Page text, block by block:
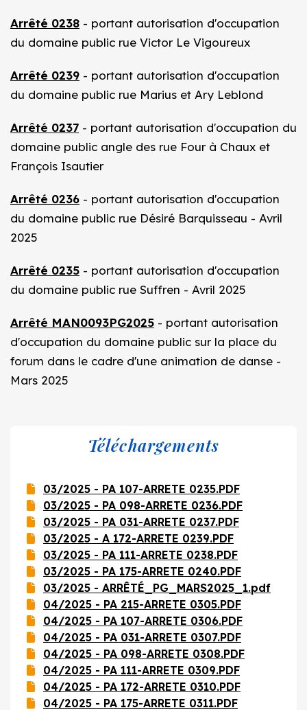
Arrêté 0238 - portant autorisation d'occupation
du domaine public rue Victor Le Vigoureux
Arrêté 0239 - portant autorisation d'occupation
du domaine public rue Marius et Ary Leblond
Arrêté 0237 - portant autorisation d'occupation du
domaine public angle des rue Four à Chaux et
François Isautier
Arrêté 0236 - portant autorisation d'occupation
du domaine public rue Désiré Barquisseau - Avril
2025
Arrêté 0235 - portant autorisation d'occupation
du domaine public rue Suffren - Avril 2025
Arrêté MAN0093PG2025 - portant autorisation
d'occupation du domaine public sur la place du
forum dans le cadre d'une animation de danse -
Mars 2025
Téléchargements
03/2025 - PA 107-ARRETE 0235.PDF
03/2025 - PA 098-ARRETE 0236.PDF
03/2025 - PA 031-ARRETE 0237.PDF
03/2025 - A 172-ARRETE 0239.PDF
03/2025 - PA 111-ARRETE 0238.PDF
03/2025 - PA 175-ARRETE 0240.PDF
03/2025 - ARRÊTÉ_PG_MARS2025_1.pdf
04/2025 - PA 215-ARRETE 0305.PDF
04/2025 - PA 107-ARRETE 0306.PDF
04/2025 - PA 031-ARRETE 0307.PDF
04/2025 - PA 098-ARRETE 0308.PDF
04/2025 - PA 111-ARRETE 0309.PDF
04/2025 - PA 172-ARRETE 0310.PDF
04/2025 - PA 175-ARRETE 0311.PDF